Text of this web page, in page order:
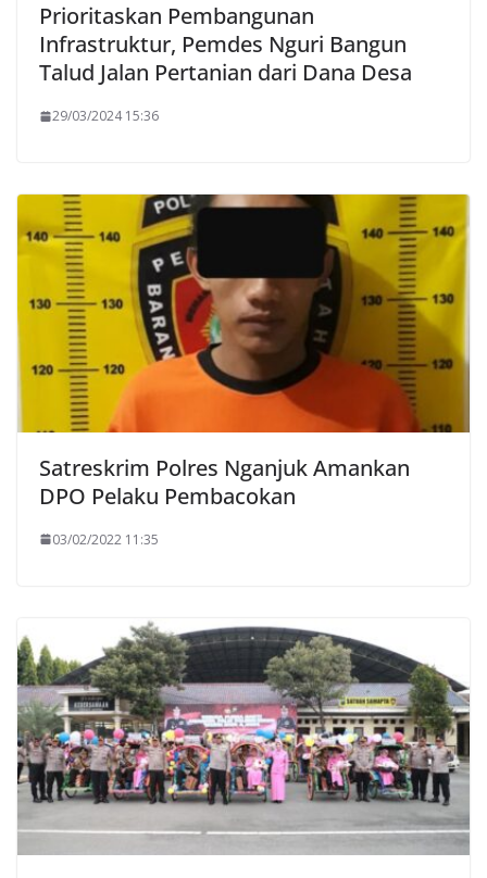
Prioritaskan Pembangunan
Infrastruktur, Pemdes Nguri Bangun
Talud Jalan Pertanian dari Dana Desa
29/03/2024 15:36
Satreskrim Polres Nganjuk Amankan
DPO Pelaku Pembacokan
03/02/2022 11:35